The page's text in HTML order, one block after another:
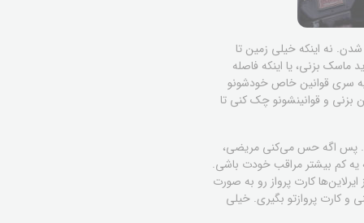
نه اینکه خیلی زمین تا
بزنی، یا اینکه فاصله‌
یه سری قوانین خاص خودشونو
بزنی و قوانینشونو چک کنی تا
پس اگه حس می‌کنی مریضی،
یه کم بیشتر مراقب خودت باشی.
کارت پرواز رو به صورت
و کارت پروازتو بگیری. خیلی